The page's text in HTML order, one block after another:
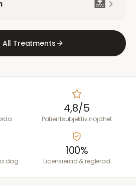
🏥
All Treatments
4,8/5
Patientsubjektiv nöjdhet
dag
100%
Licensierad & reglerad